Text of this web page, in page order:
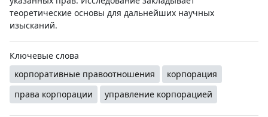
теоретические основы для дальнейших научных
изысканий.
Ключевые слова
корпоративные правоотношения
корпорация
права корпорации
управление корпорацией